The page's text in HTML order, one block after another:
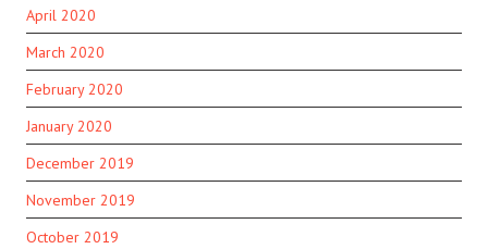
April 2020
March 2020
February 2020
January 2020
December 2019
November 2019
October 2019